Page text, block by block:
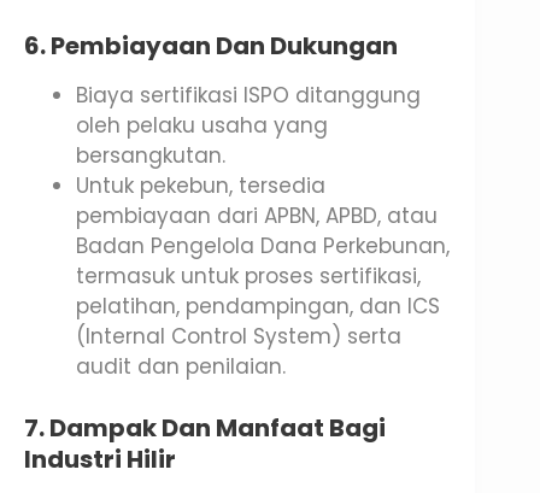
6. Pembiayaan Dan Dukungan
Biaya sertifikasi ISPO ditanggung
oleh pelaku usaha yang
bersangkutan.
Untuk pekebun, tersedia
pembiayaan dari APBN, APBD, atau
Badan Pengelola Dana Perkebunan,
termasuk untuk proses sertifikasi,
pelatihan, pendampingan, dan ICS
(Internal Control System) serta
audit dan penilaian.
7. Dampak Dan Manfaat Bagi
Industri Hilir